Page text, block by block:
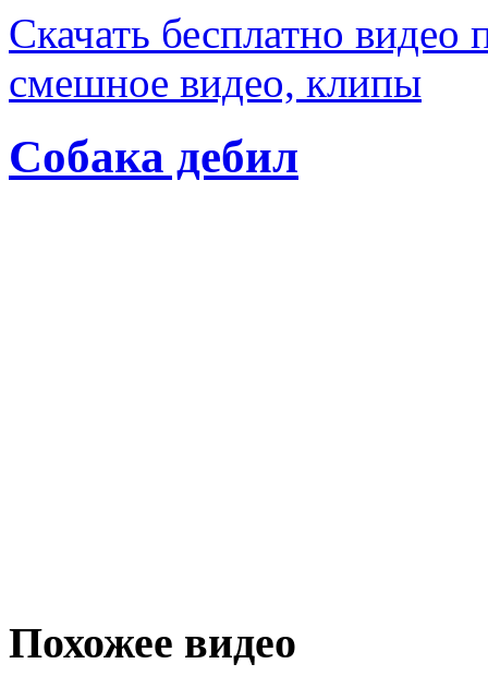
Скачать бесплатно
смешное видео, клипы
Собака дебил
Похожее видео